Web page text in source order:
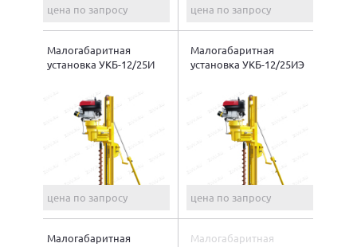
цена по запросу цена по запросу
Малогабаритная
установка УКБ-12/25И
цена по запросу
Малогабаритная
установка УКБ-12/25ИЭ
цена по запросу
Малогабаритная
Малогабаритная